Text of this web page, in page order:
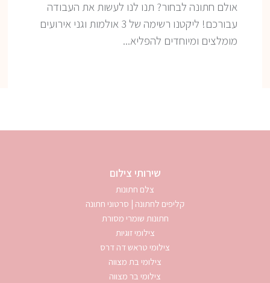
אולם חתונה לבחור? תנו לנו לעשות את העבודה
עבורכם! ליקטנו רשימה של 3 אולמות וגני אירועים
מומלצים ומיוחדים להפליא...
שירותי צילום
צלם חתונות
קליפים לחתונה | סרטוני חתונה
חתונות שומרי מסורת
צילומי זוגיות
צילומי טראש דה דרס
צילומי בת מצווה
צילומי בר מצווה